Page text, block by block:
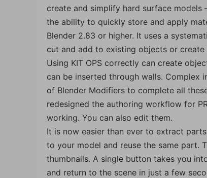
create and simplify hard surface models
the ability to quickly store and apply
Blender 2.83 or higher. It uses a
cut and add to existing objects or
Using KIT OPS correctly can create
can be inserted through walls. Complex
of Blender Modifiers to complete all
redesigned the authoring workflow for
working. You can also edit them.
It is now easier than ever to extract
to your model and reuse the same part.
thumbnails. A single button takes you
and return to the scene in just a few